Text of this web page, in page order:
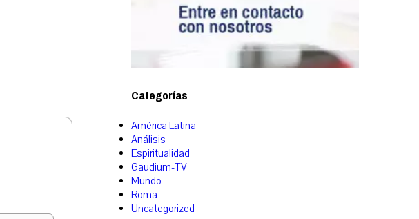
Categorías
América Latina
Análisis
Espiritualidad
Gaudium-TV
Mundo
Roma
Uncategorized